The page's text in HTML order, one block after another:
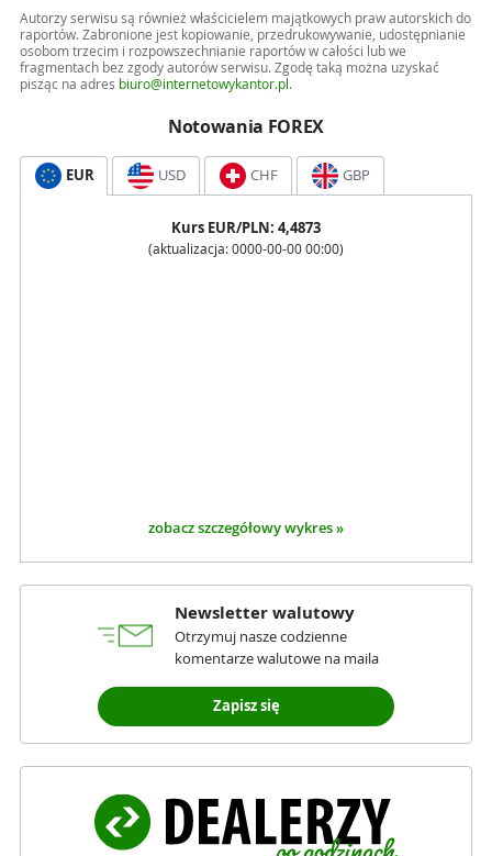
Autorzy serwisu są również właścicielem majątkowych praw autorskich do
raportów. Zabronione jest kopiowanie, przedrukowywanie, udostępnianie
osobom trzecim i rozpowszechnianie raportów w całości lub we
fragmentach bez zgody autorów serwisu. Zgodę taką można uzyskać
pisząc na adres biuro@internetowykantor.pl .
Notowania FOREX
EUR USD CHF GBP
Kurs EUR/PLN: 4,4873
(aktualizacja: 0000-00-00 00:00)
zobacz szczegółowy wykres »
Newsletter walutowy
Otrzymuj nasze codzienne
komentarze walutowe na maila
Zapisz się